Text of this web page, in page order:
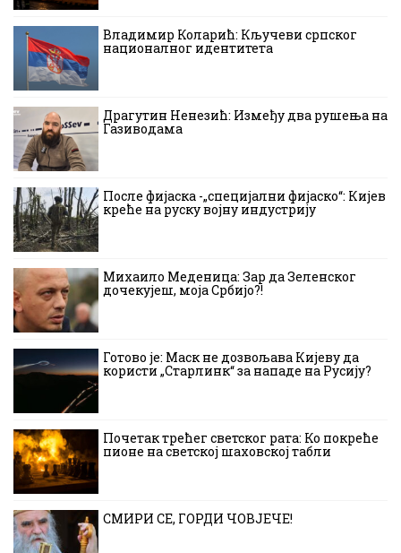
Владимир Коларић: Кључеви српског
националног идентитета
Драгутин Ненезић: Између два рушења на
Газиводама
После фијаска -„специјални фијаско“: Кијев
креће на руску војну индустрију
Михаило Меденица: Зар да Зеленског
дочекујеш, моја Србијо?!
Готово је: Маск не дозвољава Кијеву да
користи „Старлинк“ за нападе на Русију?
Почетак трећег светског рата: Ко покреће
пионе на светској шаховској табли
СМИРИ СЕ, ГОРДИ ЧОВЈЕЧЕ!